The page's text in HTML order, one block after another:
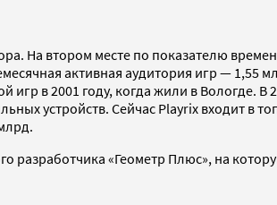
На втором месте по показателю
активная аудитория игр — 1,55
в 2001 году, когда жили в Вологде. В
устройств. Сейчас Playrix входит в
разработчика «Геометр Плюс», на